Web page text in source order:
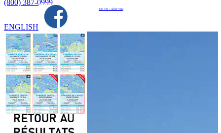
(800) 387-0999
GO TO / Aller vers
ENGLISH